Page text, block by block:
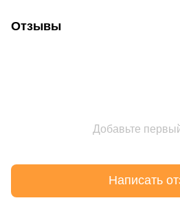
Отзывы
Добавьте
Написать